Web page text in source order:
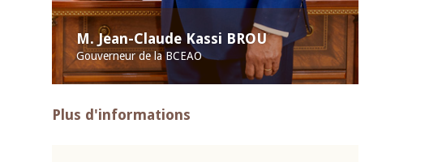
M. Jean-Claude Kassi BROU
Gouverneur de la BCEAO
Plus d'informations